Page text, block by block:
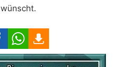
wünscht.